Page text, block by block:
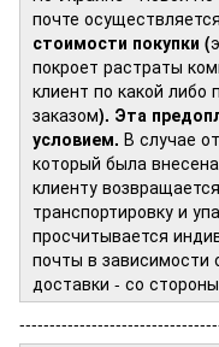
почте
стоимости покупки (
покроет растраты
клиент по какой либо
заказом). Эта
условием. В случае
который была
клиенту
транспортировку и
просчитывается
почты в зависимости
доставки - со